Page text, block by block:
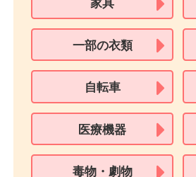
運転免許証
特別永住者証明書
住民基本台帳カード
※在留カードは消費税法改正に伴い令